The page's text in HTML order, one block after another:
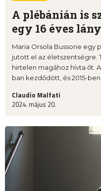
A plébánián is
egy 16 éves
Maria Orsola Bussone egy
jutott el az életszentségre.
hirtelen magához hívta őt.
ban kezdődött, és 2015-
Claudio Malfati
2024. május 20.